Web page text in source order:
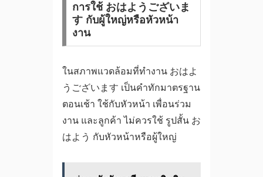
การใช้ おはようございま
す กับผู้ใหญ่หรือหัวหน้า
งาน
ในสภาพแวดล้อมที่ทำงาน おはよ
うございます เป็นคำทักมาตรฐาน
ตอนเช้า ใช้กับหัวหน้า เพื่อนร่วม
งาน และลูกค้า ไม่ควรใช้ รูปสั้น お
はよう กับหัวหน้าหรือผู้ใหญ่